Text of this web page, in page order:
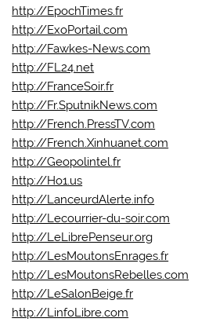
http://EpochTimes.fr
http://ExoPortail.com
http://Fawkes-News.com
http://FL24.net
http://FranceSoir.fr
http://Fr.SputnikNews.com
http://French.PressTV.com
http://French.Xinhuanet.com
http://Geopolintel.fr
http://Ho1.us
http://LanceurdAlerte.info
http://Lecourrier-du-soir.com
http://LeLibrePenseur.org
http://LesMoutonsEnrages.fr
http://LesMoutonsRebelles.com
http://LeSalonBeige.fr
http://LinfoLibre.com